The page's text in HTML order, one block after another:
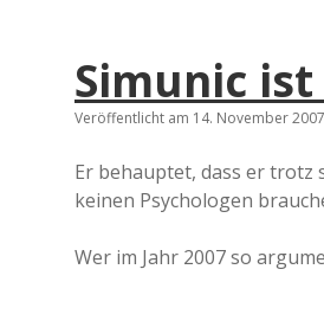
Simunic
Veröffentlicht am 14. November 2007
Er behauptet, dass er
keinen Psychologen
Wer im Jahr 2007 so